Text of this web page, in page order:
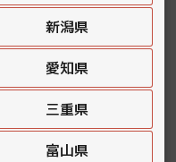
新潟県
愛知県
三重県
富山県